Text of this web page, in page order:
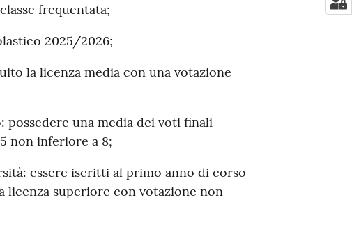
frequentata;
2025/2026;
la licenza media con una votazione
una media dei voti finali
non inferiore a 8;
essere iscritti al primo anno di corso
licenza superiore con votazione non